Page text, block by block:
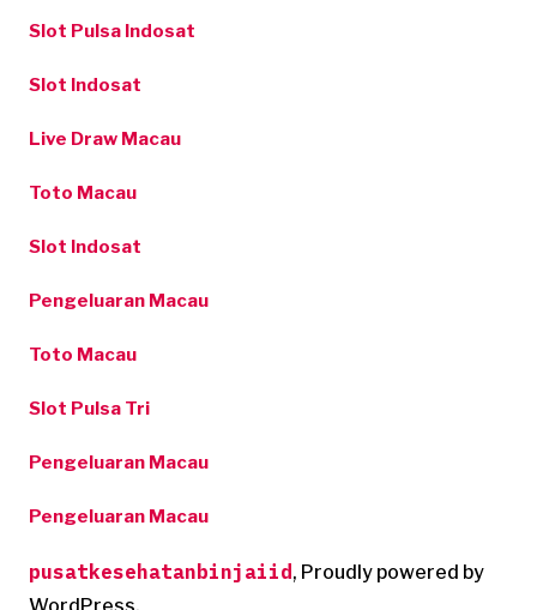
Slot Pulsa Indosat
Slot Indosat
Live Draw Macau
Toto Macau
Slot Indosat
Pengeluaran Macau
Toto Macau
Slot Pulsa Tri
Pengeluaran Macau
Pengeluaran Macau
pusatkesehatanbinjaiid, Proudly powered by
WordPress.